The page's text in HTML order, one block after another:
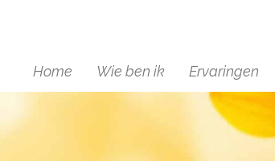
Home Wie ben ik Ervaringen